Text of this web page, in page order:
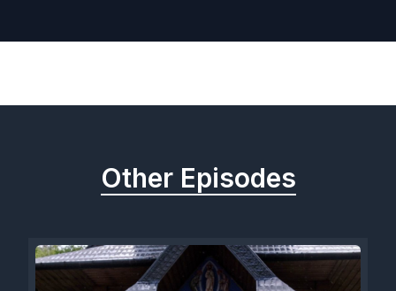
Other Episodes